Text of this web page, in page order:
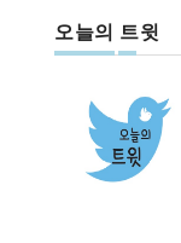
오늘의 트윗